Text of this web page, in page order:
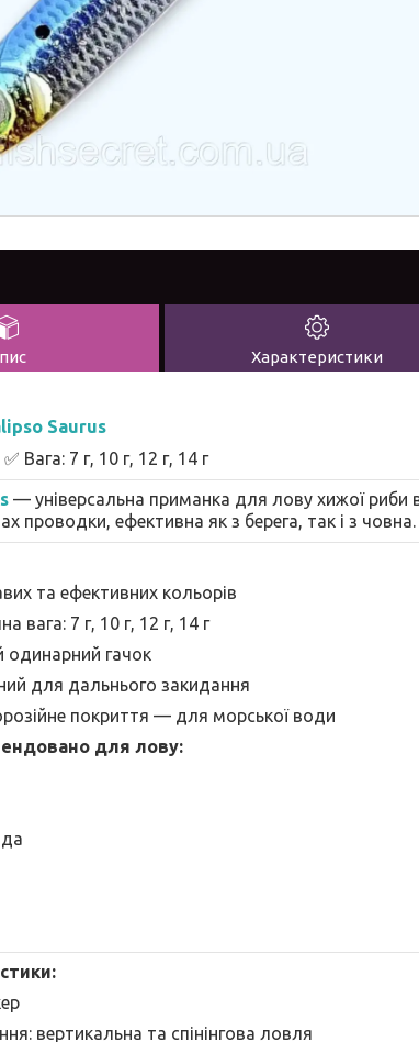
Характеристики
Saurus
Вага: 7 г, 10 г, 12 г, 14 г
— універсальна приманка для лову хижої риби
проводки, ефективна як з берега, так і з човна.
та ефективних кольорів
вага: 7 г, 10 г, 12 г, 14 г
одинарний гачок
для дальнього закидання
покриття — для морської води
для лову:
вертикальна та спінінгова ловля